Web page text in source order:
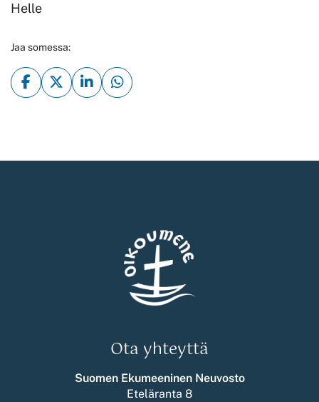
Helle
Jaa somessa:
Ota yhteyttä
Suomen Ekumeeninen Neuvosto
Eteläranta 8